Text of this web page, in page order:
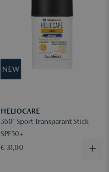
HELIOCARE
360° Sport Transparant Stick
SPF50+
€ 31,00